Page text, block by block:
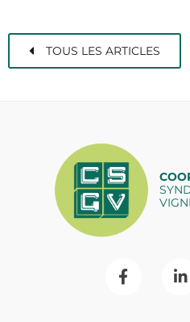
TOUS LES ARTICLES